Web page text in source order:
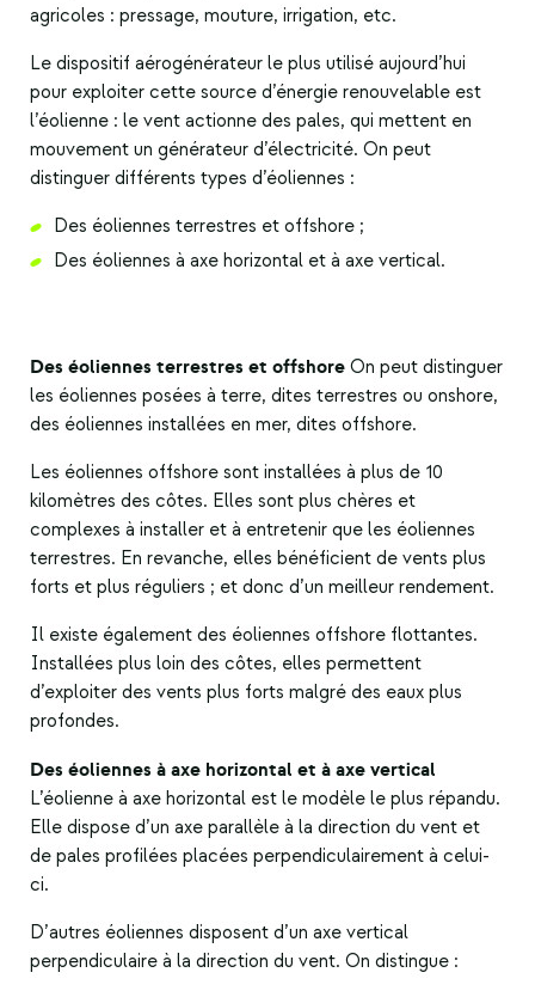
agricoles : pressage, mouture, irrigation, etc.
Le dispositif aérogénérateur le plus utilisé aujourd’hui
pour exploiter cette source d’énergie renouvelable est
l’éolienne : le vent actionne des pales, qui mettent en
mouvement un générateur d’électricité. On peut
distinguer différents types d’éoliennes :
Des éoliennes terrestres et offshore ;
Des éoliennes à axe horizontal et à axe vertical.
Des éoliennes terrestres et offshore On peut distinguer
les éoliennes posées à terre, dites terrestres ou onshore,
des éoliennes installées en mer, dites offshore.
Les éoliennes offshore sont installées à plus de 10
kilomètres des côtes. Elles sont plus chères et
complexes à installer et à entretenir que les éoliennes
terrestres. En revanche, elles bénéficient de vents plus
forts et plus réguliers ; et donc d’un meilleur rendement.
Il existe également des éoliennes offshore flottantes.
Installées plus loin des côtes, elles permettent
d’exploiter des vents plus forts malgré des eaux plus
profondes.
Des éoliennes à axe horizontal et à axe vertical
L’éolienne à axe horizontal est le modèle le plus répandu.
Elle dispose d’un axe parallèle à la direction du vent et
de pales profilées placées perpendiculairement à celui-
ci.
D’autres éoliennes disposent d’un axe vertical
perpendiculaire à la direction du vent. On distingue :